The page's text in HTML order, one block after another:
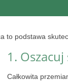
to podstawa
1.
Całkowita